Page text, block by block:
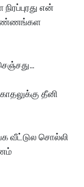
என்
வண்ணங்கள
தீனி
வீட்டுல சொல்லி